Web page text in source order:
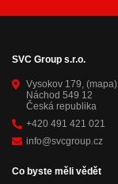
SVC Group s.r.o.
Vysokov 179, (mapa)
Náchod 549 12
Česká republika
+420 491 421 021
info@svcgroup.cz
Co byste měli vědět